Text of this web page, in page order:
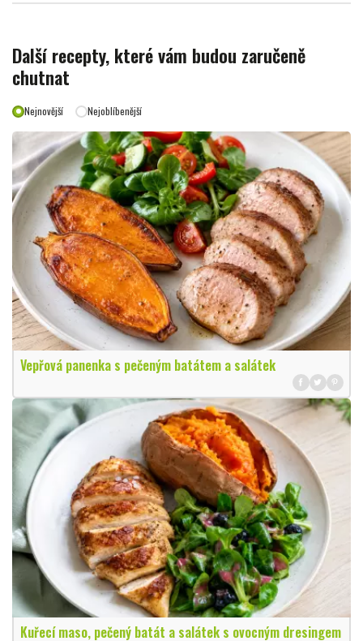
Další recepty, které vám budou zaručeně
chutnat
Nejnovější Nejoblíbenější
Vepřová panenka s pečeným batátem a salátek
Kuřecí maso, pečený batát a salátek s ovocným dresingem